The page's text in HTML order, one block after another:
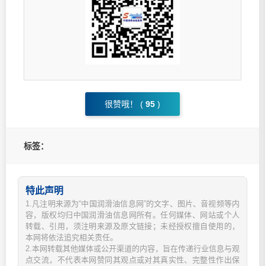
很赞哦！ ( 95 )
标签：
特此声明
1.凡注明来源为“中国润滑油信息网”的文字、图片、音视频等内
容，版权均归中国润滑油信息网所有。任何媒体、网站或个人
转载、引用，须注明来源及原文链接；未经授权擅自使用的，
本网将依法追究相关责任。
2.本网转载其他媒体或公开渠道的内容，旨在传递行业信息与观
点交流，不代表本网赞同其观点或对其真实性、完整性作出保